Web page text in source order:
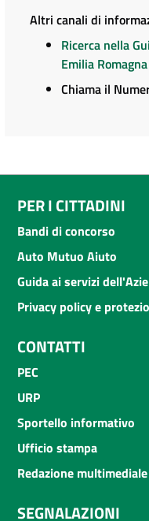
Altri canali di
Ricerca nella
Emilia Romagna
Chiama il
PER I CITTADINI
Bandi di concorso
Auto Mutuo Aiuto
Guida ai servizi
Privacy policy e
CONTATTI
PEC
URP
Sportello informativo
Ufficio stampa
Redazione multimediale
SEGNALAZIONI